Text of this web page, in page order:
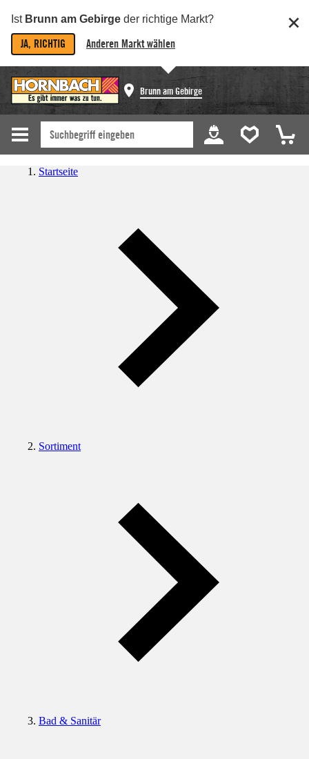
Ist Brunn am Gebirge der richtige Markt?
JA, RICHTIG Anderen Markt wählen
Brunn am Gebirge
Startseite
Sortiment
Bad & Sanitär